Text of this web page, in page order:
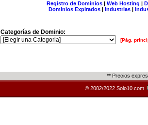
Registro de Dominios| Web Hosting |
Dominios Expirados | Industrias |
Categorías de Dominio:
[Pág.
** Precios
© 2002/2022 Solo10.com